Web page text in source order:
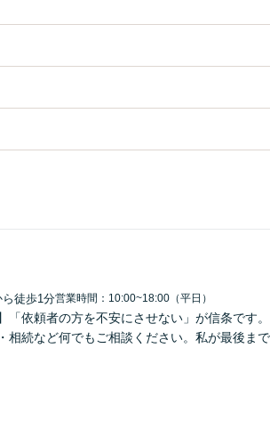
ら徒歩1分営業時間：10:00~18:00（平日）
「依頼者の方を不安にさせない」が信条です
相続など何でもご相談ください。私が最後ま